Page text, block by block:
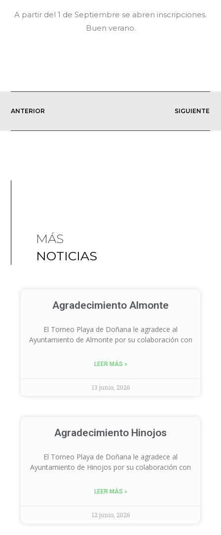
A partir del 1 de Septiembre se abren inscripciones.
Buen verano.
ANTERIOR SIGUIENTE
MÁS
NOTICIAS
Agradecimiento Almonte
El Torneo Playa de Doñana le agradece al
Ayuntamiento de Almonte por su colaboración con
LEER MÁS »
13 junio, 2026
Agradecimiento Hinojos
El Torneo Playa de Doñana le agradece al
Ayuntamiento de Hinojos por su colaboración con
LEER MÁS »
12 junio, 2026